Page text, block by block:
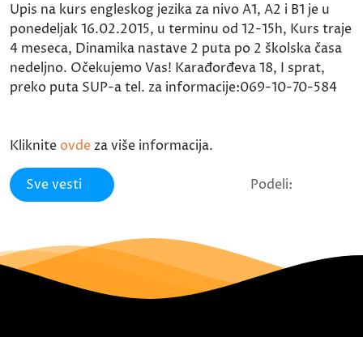
Upis na kurs engleskog jezika za nivo A1, A2 i B1 je u
ponedeljak 16.02.2015, u terminu od 12-15h, Kurs traje
4 meseca, Dinamika nastave 2 puta po 2 školska časa
nedeljno. Očekujemo Vas! Karađorđeva 18, I sprat,
preko puta SUP-a tel. za informacije:069-10-70-584
Kliknite ovde za više informacija.
Sve vesti Podeli: